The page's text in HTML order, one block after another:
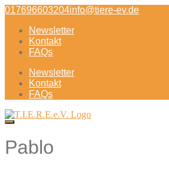
Direkt
Inhalt
017696603204info@tiere-ev.de
Newsletter
Kontakt
FAQs
Newsletter
Kontakt
FAQs
Pablo